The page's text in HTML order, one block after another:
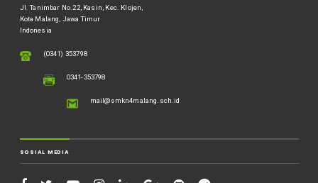
Jl. Tanimbar No.22, Kasin, Kec. Klojen,
Kota Malang, Jawa Timur
Indonesia
(0341) 353798
0341-353798
mail@smkn4malang.sch.id
SOSIAL MEDIA